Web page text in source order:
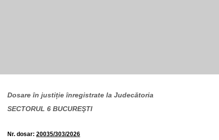
Dosare în justiție înregistrate la Judecătoria
SECTORUL 6 BUCUREŞTI
Nr. dosar: 20035/303/2026